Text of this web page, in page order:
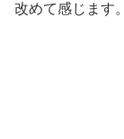
改めて感じます。